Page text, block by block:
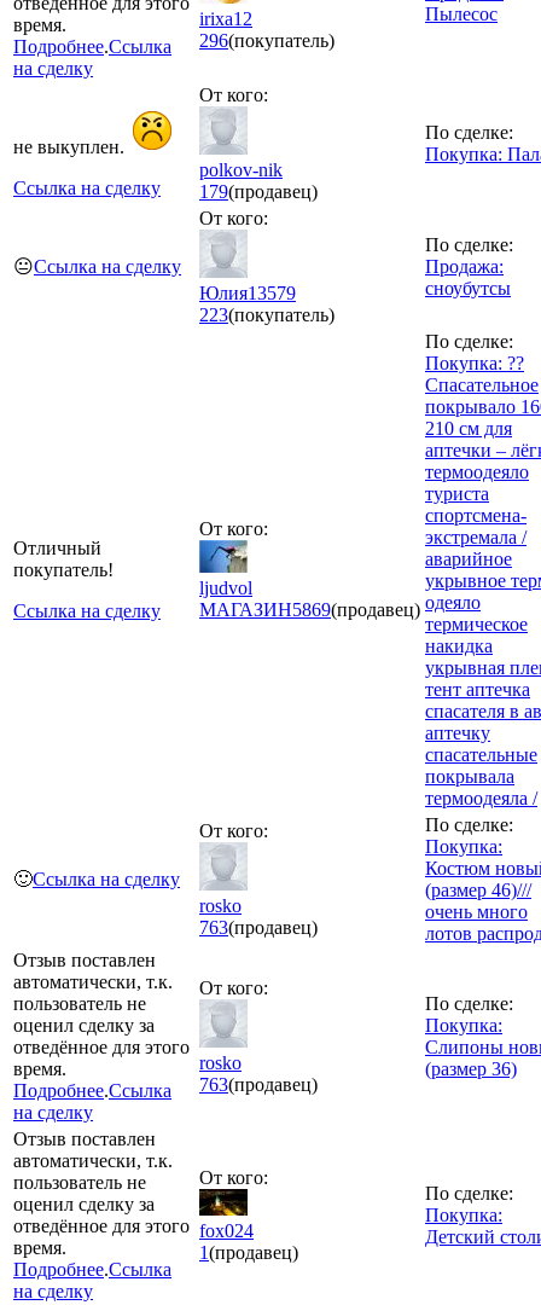
время.
Подробнее.Ссылка
на сделку
irixa12
296(покупатель)
Пылесос
не выкуплен.
Ссылка на сделку
От кого:
polkov-nik
179(продавец)
По сделке:
Покупка:
😐Ссылка на сделку
От кого:
Юлия13579
223(покупатель)
По сделке:
Продажа:
сноубутсы
Отличный
покупатель!
Ссылка на сделку
От кого:
ljudvol
МАГАЗИН5869(продавец)
По сделке:
Покупка: ??
Спасательное
покрывало
210 см для
аптечки –
термоодеяло
туриста
спортсмена-
экстремала /
аварийное
укрывное
одеяло
термическое
накидка
укрывная
тент аптечка
спасателя в
аптечку
спасательные
покрывала
термоодеяла /
🙂Ссылка на сделку
От кого:
rosko
763(продавец)
По сделке:
Покупка:
Костюм
(размер 46)///
очень много
лотов
Отзыв поставлен
автоматически, т.к.
пользователь не
оценил сделку за
отведённое для этого
время.
Подробнее.Ссылка
на сделку
От кого:
rosko
763(продавец)
По сделке:
Покупка:
Слипоны
(размер 36)
Отзыв поставлен
автоматически, т.к.
пользователь не
оценил сделку за
отведённое для этого
время.
Подробнее.Ссылка
на сделку
От кого:
fox024
1(продавец)
По сделке:
Покупка:
Детский